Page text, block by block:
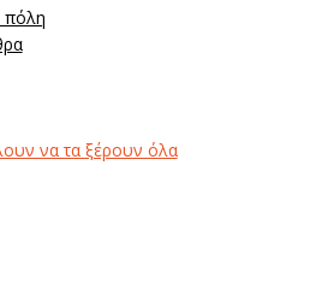
πόλη
να τα ξέρουν όλα